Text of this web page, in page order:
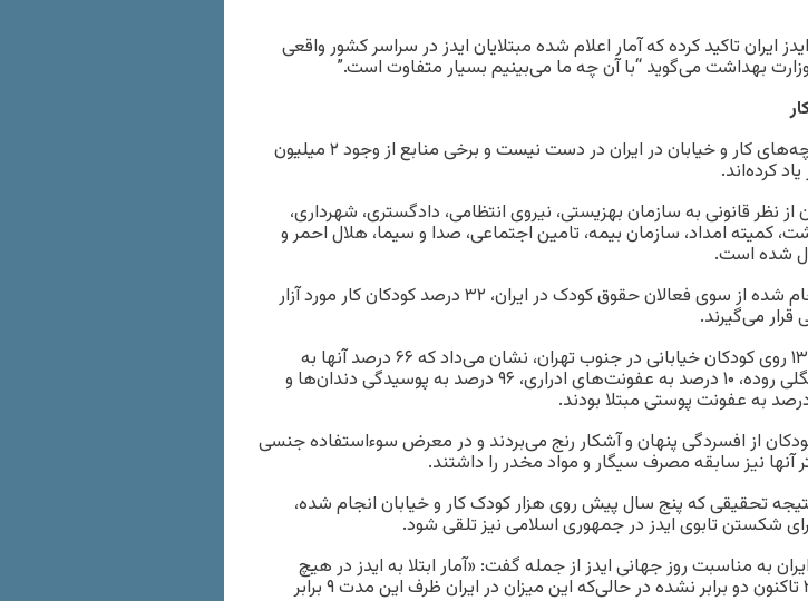
ایران تاکید کرده که آمار اعلام شده مبتلایان ایدز در سراسر کشور واقعی
بهداشت می‌گوید “با آن چه ما می‌بینیم بسیار متفاوت است.”
آمار دقیقی از میزان بچه‌های کار و خیابان در ایران در دست نیست و برخی منابع از وجود ۲ میلیون
کرده‌اند.
نظر قانونی به سازمان بهزیستی، نیروی انتظامی، دادگستری، شهرداری،
کمیته امداد، سازمان بیمه، تامین اجتماعی، صدا و سیما، هلال احمر و
شده است.
طبق پژوهش‌های انجام شده از سوی فعالان حقوق کودک در ایران، ۳۲ درصد کودکان کار مورد آزار
می‌گیرند.
مطالعه‌ای در سال ۱۳۸۹ روی کودکان خیابانی در جنوب تهران، نشان می‌داد که ۶۶ درصد آنها به
بیماری‌های عفونت انگلی روده، ۱۰ درصد به عفونت‌های ادراری، ۹۶ درصد به پوسیدگی دندان‌‌ها و
از افسردگی پنهان و آشکار رنج می‌بردند و در معرض سوءاستفاده جنسی
آنها نیز سابقه مصرف سیگار و مواد مخدر را داشتند.
تحقیقی که پنج سال پیش روی هزار کودک کار و خیابان انجام شده،
شکستن تابوی ایدز در جمهوری ‌اسلامی نیز تلقی شود.
به مناسبت روز جهانی ایدز از جمله گفت: «آمار ابتلا به ایدز در هیچ
کجای دنیا از سال ۲۰۰۰ تاکنون دو برابر نشده در حالی‌که این میزان در ایران ظرف این مدت ۹ برابر